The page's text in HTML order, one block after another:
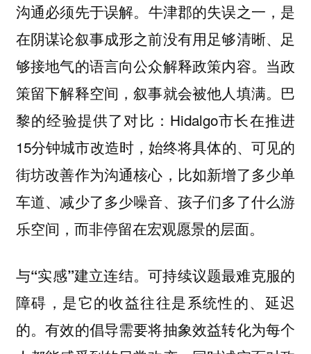
沟通必须先于误解。 牛津郡的失误之一，是
在阴谋论叙事成形之前没有用足够清晰、足
够接地气的语言向公众解释政策内容。当政
策留下解释空间，叙事就会被他人填满。巴
黎的经验提供了对比：Hidalgo市长在推进
15分钟城市改造时，始终将具体的、可见的
街坊改善作为沟通核心，比如新增了多少单
车道、减少了多少噪音、孩子们多了什么游
乐空间，而非停留在宏观愿景的层面。
与“实感”建立连结。可持续议题最难克服的
障碍，是它的收益往往是系统性的、延迟
的。有效的倡导需要将抽象效益转化为每个